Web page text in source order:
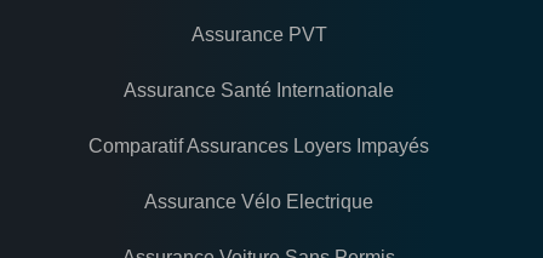
Assurance PVT
Assurance Santé Internationale
Comparatif Assurances Loyers Impayés
Assurance Vélo Electrique